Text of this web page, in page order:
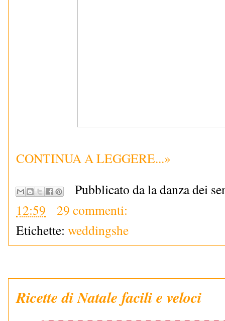
CONTINUA A LEGGERE...»
Pubblicato da la danza dei
12:59
29 commenti:
Etichette: weddingshe
Ricette di Natale facili e veloci